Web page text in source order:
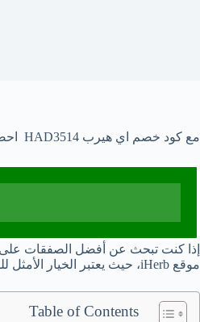
مع كود خصم اي هيرب HAD3514 احصل على توفير فوري على طلبك المقدم على iHerb السعودية، وفر بنقصان 20% مع كود اي هيرب 50% اقوى كوبون اي هيرب 2023/2024.
موقع iHerb، حيث يعتبر الخيار الأمثل للمتسوقين العرب الباحثين عن المنتجات ذات الجودة العالية.
Table of Contents